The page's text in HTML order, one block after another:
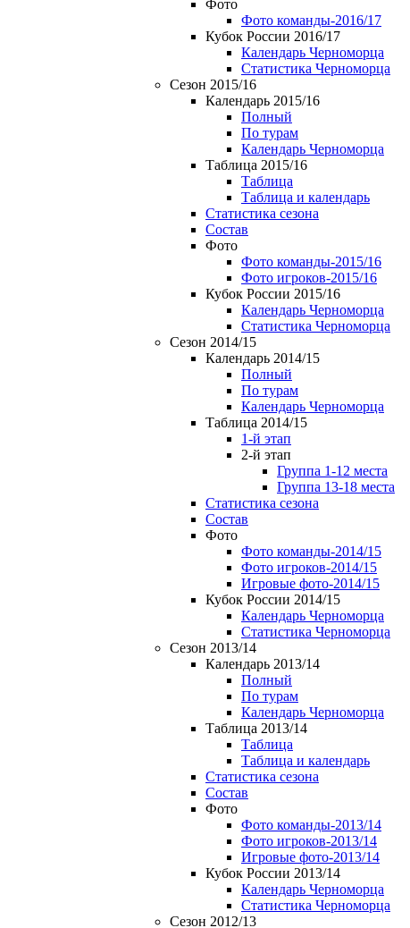
Фото
Фото команды-2016/17
Кубок России 2016/17
Календарь Черноморца
Статистика Черноморца
Сезон 2015/16
Календарь 2015/16
Полный
По турам
Календарь Черноморца
Таблица 2015/16
Таблица
Таблица и календарь
Статистика сезона
Состав
Фото
Фото команды-2015/16
Фото игроков-2015/16
Кубок России 2015/16
Календарь Черноморца
Статистика Черноморца
Сезон 2014/15
Календарь 2014/15
Полный
По турам
Календарь Черноморца
Таблица 2014/15
1-й этап
2-й этап
Группа 1-12 места
Группа 13-18 места
Статистика сезона
Состав
Фото
Фото команды-2014/15
Фото игроков-2014/15
Игровые фото-2014/15
Кубок России 2014/15
Календарь Черноморца
Статистика Черноморца
Сезон 2013/14
Календарь 2013/14
Полный
По турам
Календарь Черноморца
Таблица 2013/14
Таблица
Таблица и календарь
Статистика сезона
Состав
Фото
Фото команды-2013/14
Фото игроков-2013/14
Игровые фото-2013/14
Кубок России 2013/14
Календарь Черноморца
Статистика Черноморца
Сезон 2012/13